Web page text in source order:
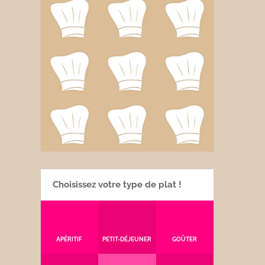
Choisissez votre type de plat !
APÉRITIF PETIT-DÉJEUNER GOÛTER